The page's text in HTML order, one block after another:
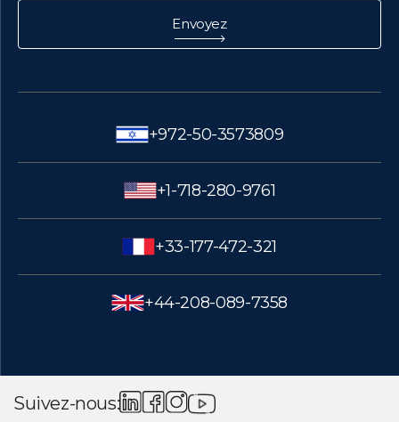
+972-50-3573809
+1-718-280-9761
+33-177-472-321
+44-208-089-7358
Suivez-nous: